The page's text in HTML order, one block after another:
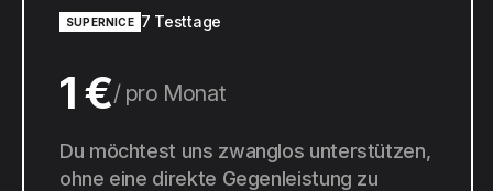
SUPERNICE 7 Testtage
1 € pro Monat
10 € pro Jahr
Du möchtest uns zwanglos unterstützen,
ohne eine direkte Gegenleistung zu